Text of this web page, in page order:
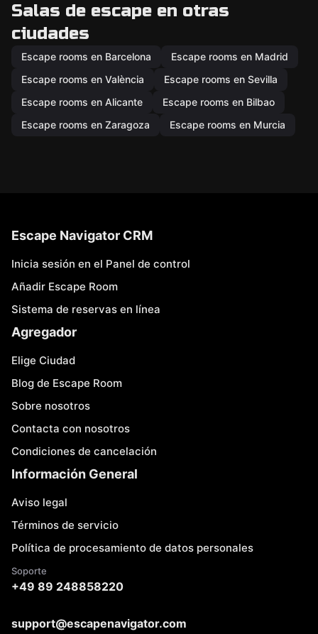
Salas de escape en otras
ciudades
Escape rooms en Barcelona
Escape rooms en Madrid
Escape rooms en València
Escape rooms en Sevilla
Escape rooms en Alicante
Escape rooms en Bilbao
Escape rooms en Zaragoza
Escape rooms en Murcia
Escape Navigator CRM
Inicia sesión en el Panel de control
Añadir Escape Room
Sistema de reservas en línea
Agregador
Elige Ciudad
Blog de Escape Room
Sobre nosotros
Contacta con nosotros
Condiciones de cancelación
Información General
Aviso legal
Términos de servicio
Política de procesamiento de datos personales
Soporte
+49 89 248858220
support@escapenavigator.com